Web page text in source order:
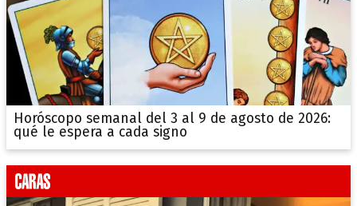
Horóscopo semanal del 3 al 9 de agosto de 2026:
qué le espera a cada signo